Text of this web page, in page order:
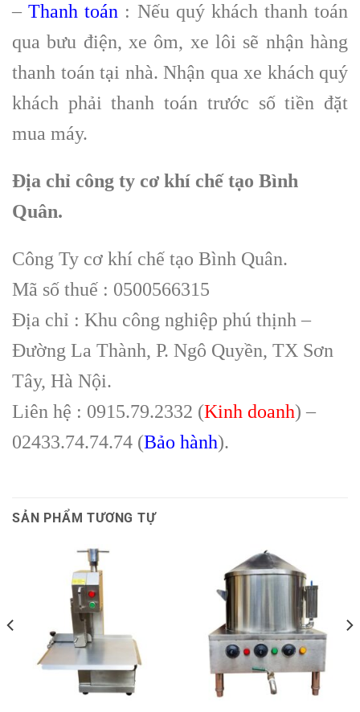
–Thanh toán : Nếu quý khách thanh toán
qua bưu điện, xe ôm, xe lôi sẽ nhận hàng
thanh toán tại nhà. Nhận qua xe khách quý
khách phải thanh toán trước số tiền đặt
mua máy.
Địa chỉ công ty cơ khí chế tạo Bình
Quân.
Công Ty cơ khí chế tạo Bình Quân.
Mã số thuế : 0500566315
Địa chỉ : Khu công nghiệp phú thịnh –
Đường La Thành, P. Ngô Quyền, TX Sơn
Tây, Hà Nội.
Liên hệ : 0915.79.2332 (Kinh doanh) –
02433.74.74.74 (Bảo hành).
SẢN PHẨM TƯƠNG TỰ